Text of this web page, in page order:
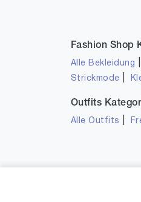
Fashion Shop
Alle Bekleidung
Strickmode
Outfits
Alle Outfits